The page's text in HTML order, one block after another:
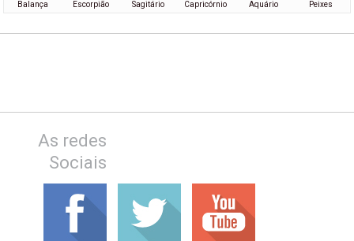
Balança Escorpião Sagitário Capricórnio Aquário Peixes
As redes
Sociais